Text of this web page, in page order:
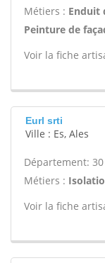
Métiers : Enduit
Peinture de
Voir la fiche
Eurl srti
Ville : Es, Ales
Département: 30
Métiers :
Voir la fiche